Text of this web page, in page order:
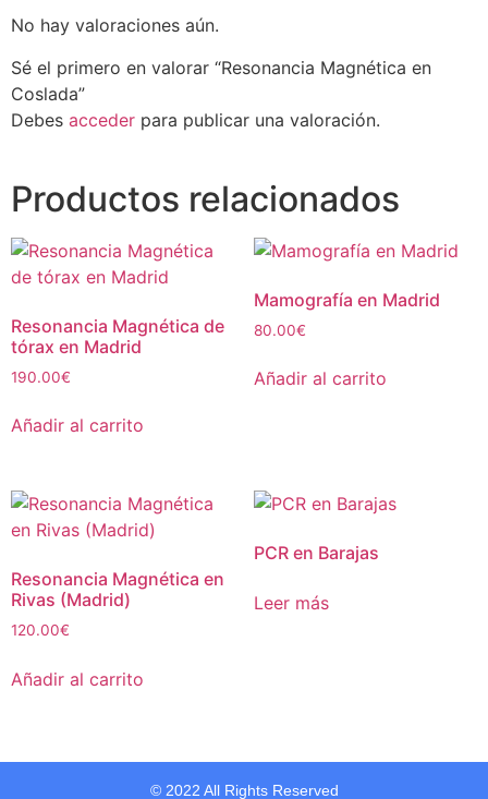
No hay valoraciones aún.
Sé el primero en valorar “Resonancia Magnética en
Coslada”
Debes acceder para publicar una valoración.
Productos relacionados
Resonancia Magnética de
tórax en Madrid
190.00€
Añadir al carrito
Mamografía en Madrid
80.00€
Añadir al carrito
Resonancia Magnética en
Rivas (Madrid)
120.00€
Añadir al carrito
PCR en Barajas
Leer más
© 2022 All Rights Reserved